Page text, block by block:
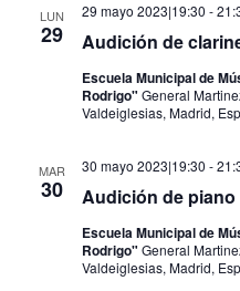
LUN
29 Audición de
29 mayo 2023|19:30 -
Escuela Municipal de
Rodrigo" General
Valdeiglesias, Madrid,
MAR
30 Audición de piano
30 mayo 2023|19:30 -
Escuela Municipal de
Rodrigo" General
Valdeiglesias, Madrid,